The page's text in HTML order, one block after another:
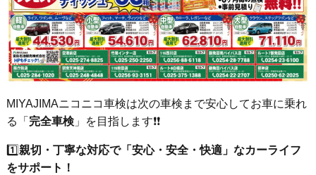
MIYAJIMAニコニコ車検は次の車検まで安心してお車に乗れ
る「 完全車検」を目指します❗❗
1️⃣親切・丁寧な対応で「安心・安全・快適」なカーライフ
をサポート！